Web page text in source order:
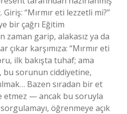
“Mırmır eti lezzetli mi?”
bir çağrı Eğitim
zaman garip, alakasız ya da
çıkar karşımıza: “Mırmır eti
ilk bakışta tuhaf; ama
bu sorunun ciddiyetine,
Bazen sıradan bir et
etmez — ancak bu soruyla
öğrenmeye açık